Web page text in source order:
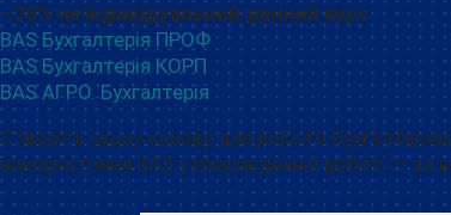
–25% на індивідуальний денний курс
BAS Бухгалтерія ПРОФ
BAS Бухгалтерія КОРП
BAS АГРО. Бухгалтерія
Створіть міцну основу для роботи
використання BAS у повсякденній роботі — за